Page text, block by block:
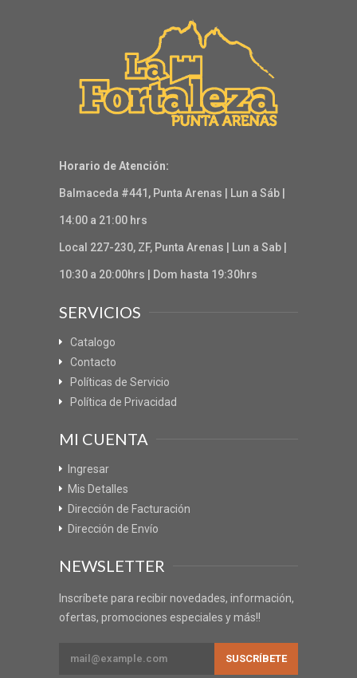
Horario de Atención:
Balmaceda #441, Punta Arenas | Lun a Sáb |
14:00 a 21:00 hrs
Local 227-230, ZF, Punta Arenas | Lun a Sab |
10:30 a 20:00hrs | Dom hasta 19:30hrs
SERVICIOS
Catalogo
Contacto
Políticas de Servicio
Política de Privacidad
MI CUENTA
Ingresar
Mis Detalles
Dirección de Facturación
Dirección de Envío
NEWSLETTER
Inscríbete para recibir novedades, información,
ofertas, promociones especiales y más!!